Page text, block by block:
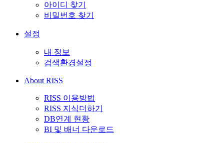
아이디 찾기
비밀번호 찾기
설정
내 정보
검색환경설정
About RISS
RISS 이용방법
RISS 지식더하기
DB연계 현황
BI 및 배너 다운로드